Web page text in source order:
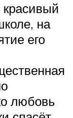
на
его
любовь